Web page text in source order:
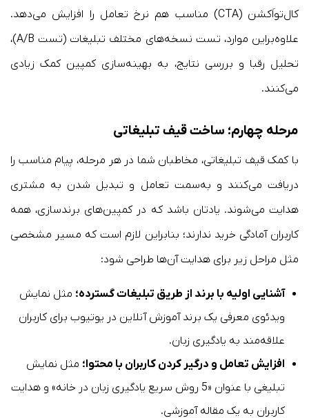
کال‌تو‌اَکشن (CTA) مناسب هم نرخ تعامل را افزایش می‌دهد.
علاوه‌بر‌این موارد، تست نسخه‌های مختلف تبلیغات (تست A/B)،
تحلیل رقبا و بررسی نتایج، به بهینه‌سازی کمپین کمک زیادی
می‌کنند.
مرحله چهارم؛ ساخت قیف تبلیغاتی
با کمک قیف تبلیغاتی، مخاطبان شما در هر مرحله، پیام مناسب را
دریافت می‌کنند و به‌سمت تعامل و تبدیل شدن به مشتری
هدایت می‌شوند. یادتان باشد که در کمپین‌های برندسازی، همه
کاربران آمادگی خرید ندارند؛ بنابراین لازم است که مسیر مشخصی
مثل مراحل زیر برای هدایت آن‌ها طراحی شود:
آشنایی اولیه با برند از طریق تبلیغات گسترده؛ مثل نمایش
ویدئوی معرفی یک برند آموزش آنلاین در یوتیوب برای کاربران
علاقه‌مند به یادگیری زبان.
افزایش تعامل و درگیر کردن کاربران با محتوا؛ مثل نمایش
تبلیغی با عنوان «5 روش سریع یادگیری زبان در خانه» و هدایت
کاربران به یک مقاله آموزشی.